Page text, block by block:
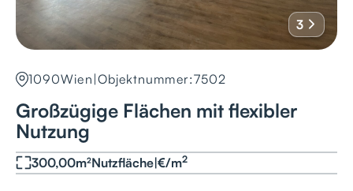
3
1090Wien |Objektnummer:7502
Großzügige Flächen mit flexibler
Nutzung
300,00m²Nutzfläche|€/m2